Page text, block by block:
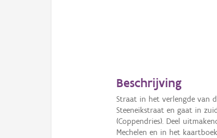
Beschrijving
Straat in het verlengde van
Steeneikstraat en gaat in
(Coppendries). Deel
Mechelen en in het